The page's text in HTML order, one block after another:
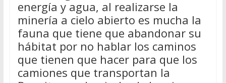
energía y agua, al realizarse la
minería a cielo abierto es mucha la
fauna que tiene que abandonar su
hábitat por no hablar los caminos
que tienen que hacer para que los
camiones que transportan la